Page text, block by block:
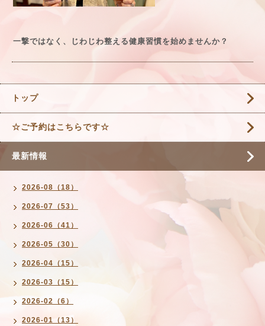
一撃ではなく、じわじわ整える健康習慣を始めませんか？
トップ
☆ご予約はこちらです☆
最新情報
2026-08（18）
2026-07（53）
2026-06（41）
2026-05（30）
2026-04（15）
2026-03（15）
2026-02（6）
2026-01（13）